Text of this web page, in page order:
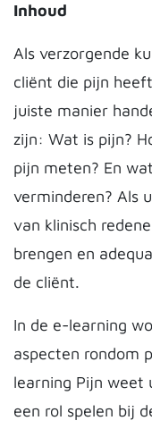
Inhoud
Als verzorgende
cliënt die pijn
juiste manier
zijn: Wat is pijn?
pijn meten? En
verminderen? Als
van klinisch
brengen en
de cliënt.
In de e-learning
aspecten rondom
learning Pijn weet
een rol spelen bij